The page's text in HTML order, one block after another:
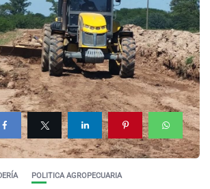
POLITICA AGROPECUARIA